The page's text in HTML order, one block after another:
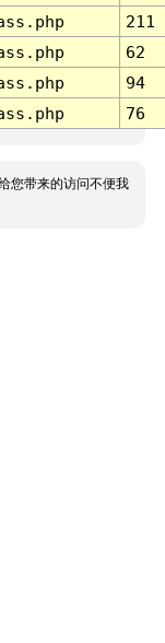
211
62
94
76
您带来的访问不便我